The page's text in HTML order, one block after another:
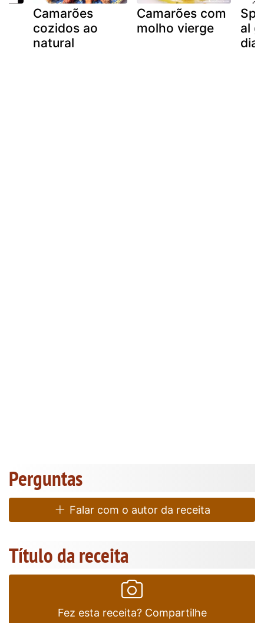
Camarões
cozidos ao
natural
Camarões com
molho vierge
al
dia
Perguntas
Falar com o autor da receita
Título da receita
Fez esta receita? Compartilhe